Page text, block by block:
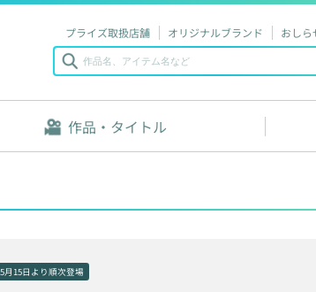
プライズ取扱店舗 オリジナルブランド おしら
作品・タイトル
月15日 より順次登場